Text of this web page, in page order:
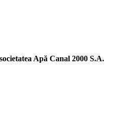
Apă Canal 2000 S.A.